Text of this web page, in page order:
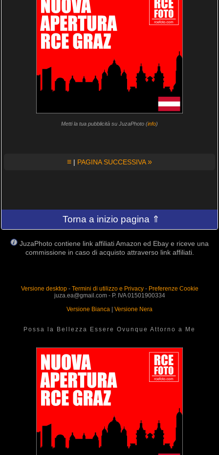
Metti la tua pubblicità su JuzaPhoto (info)
≡ | PAGINA SUCCESSIVA»
Torna a inizio pagina ⇑
JuzaPhoto contiene link affiliati Amazon ed Ebay e riceve una
commissione in caso di acquisto attraverso link affiliati.
Versione desktop- Termini di utilizzo e Privacy- Preferenze Cookie
juza.ea@gmail.com - P. IVA 01501900334
Versione Bianca
Versione Nera
Possa la Bellezza Essere Ovunque Attorno a Me